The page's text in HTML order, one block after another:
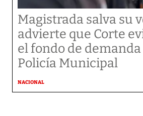
Magistrada salva su
advierte que Corte
el fondo de
Policía Municipal
NACIONAL